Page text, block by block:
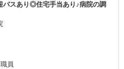
バスあり◎住宅手当あり♪病院の調
員